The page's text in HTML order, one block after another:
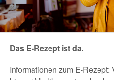
Das E-Rezept ist da.
Informationen zum E-